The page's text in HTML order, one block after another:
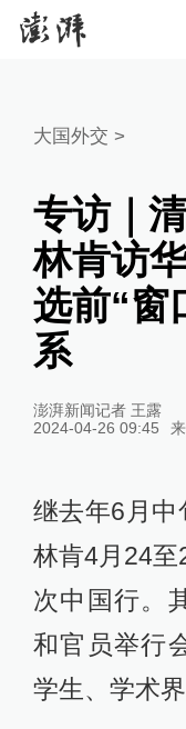
大国外交 >
专访｜
林肯访
选前“窗
系
澎湃新闻记者 王露
2024-04-26 09:45
继去年6月中
林肯4月24
次中国行。
和官员举行
学生、学术